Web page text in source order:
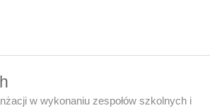
w wykonaniu zespołów szkolnych i